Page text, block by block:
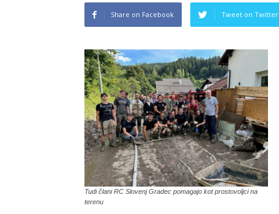
Share on Facebook Tweet on Twitter
Tudi člani RC Slovenj Gradec pomagajo kot prostovoljci na
terenu